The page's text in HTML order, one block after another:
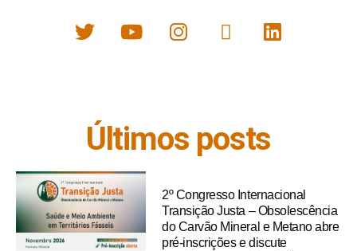
Últimos posts
2º Congresso Internacional
Transição Justa – Obsolescência
do Carvão Mineral e Metano abre
pré-inscrições e discute